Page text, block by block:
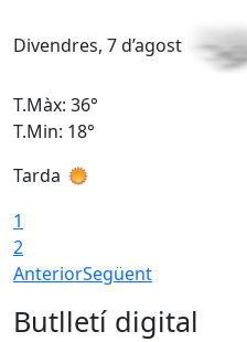
Divendres, 7 d’agost
T.Màx: 36°
T.Min: 18°
Tarda
1
2
AnteriorSegüent
Butlletí digital